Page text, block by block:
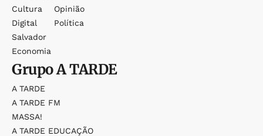
Cultura
Digital
Salvador
Economia
Opinião
Política
GrupoA TARDE
A TARDE
A TARDE FM
MASSA!
A TARDE EDUCAÇÃO